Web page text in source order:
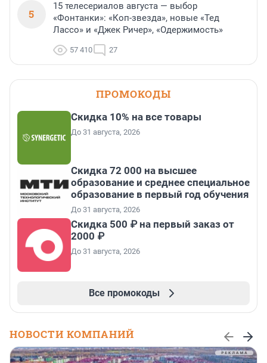
5
15 телесериалов августа — выбор
«Фонтанки»: «Коп-звезда», новые «Тед
Лассо» и «Джек Ричер», «Одержимость»
57 410 27
ПРОМОКОДЫ
Скидка 10% на все товары
До 31 августа, 2026
Скидка 72 000 на высшее
образование и среднее специальное
образование в первый год обучения
До 31 августа, 2026
Скидка 500 ₽ на первый заказ от
2000 ₽
До 31 августа, 2026
Все промокоды
НОВОСТИ КОМПАНИЙ